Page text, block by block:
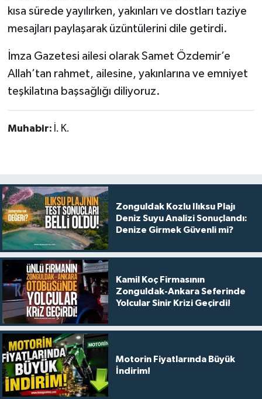
kısa sürede yayılırken, yakınları ve dostları taziye
mesajları paylaşarak üzüntülerini dile getirdi.
İmza Gazetesi ailesi olarak Samet Özdemir’e
Allah’tan rahmet, ailesine, yakınlarına ve emniyet
teşkilatına başsağlığı diliyoruz.
Muhabir: İ. K.
Zonguldak Kozlu Ilıksu Plajı
Deniz Suyu Analizi Sonuçlandı:
Denize Girmek Güvenli mi?
Kamil Koç Firmasının
Zonguldak-Ankara Seferinde
Yolcular Sinir Krizi Geçirdi!
Motorin Fiyatlarında Büyük
İndirim!